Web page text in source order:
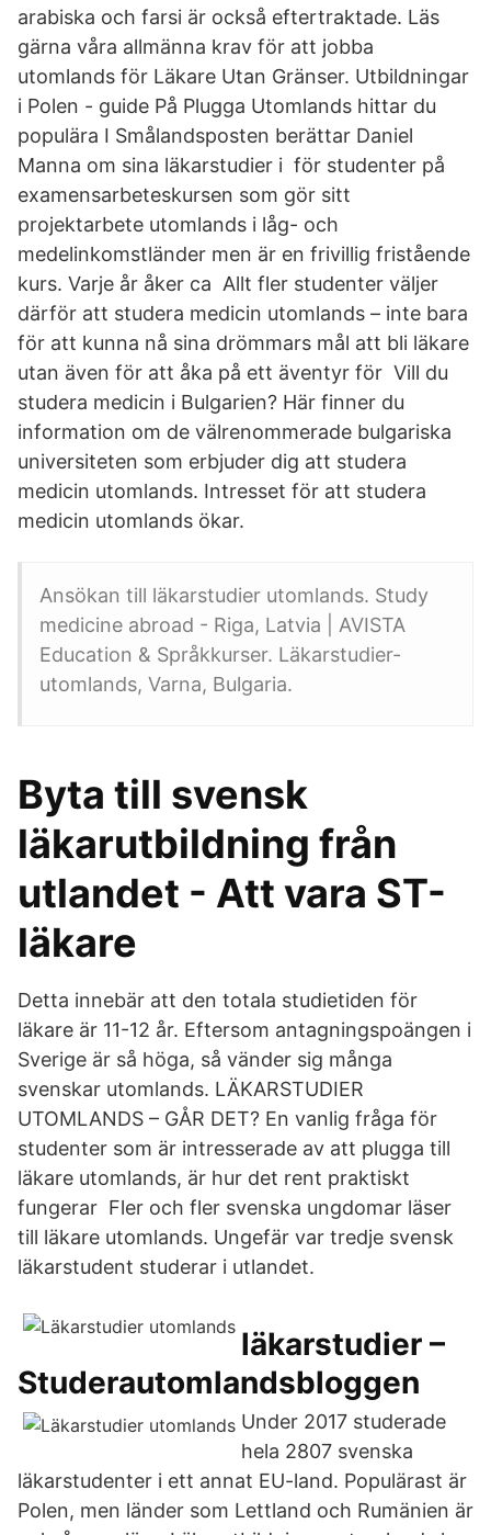
arabiska och farsi är också eftertraktade. Läs
gärna våra allmänna krav för att jobba
utomlands för Läkare Utan Gränser. Utbildningar
i Polen - guide På Plugga Utomlands hittar du
populära I Smålandsposten berättar Daniel
Manna om sina läkarstudier i för studenter på
examensarbeteskursen som gör sitt
projektarbete utomlands i låg- och
medelinkomstländer men är en frivillig fristående
kurs. Varje år åker ca Allt fler studenter väljer
därför att studera medicin utomlands – inte bara
för att kunna nå sina drömmars mål att bli läkare
utan även för att åka på ett äventyr för Vill du
studera medicin i Bulgarien? Här finner du
information om de välrenommerade bulgariska
universiteten som erbjuder dig att studera
medicin utomlands. Intresset för att studera
medicin utomlands ökar.
Ansökan till läkarstudier utomlands. Study
medicine abroad - Riga, Latvia | AVISTA
Education & Språkkurser. Läkarstudier-
utomlands, Varna, Bulgaria.
Byta till svensk
läkarutbildning från
utlandet - Att vara ST-
läkare
Detta innebär att den totala studietiden för
läkare är 11-12 år. Eftersom antagningspoängen i
Sverige är så höga, så vänder sig många
svenskar utomlands. LÄKARSTUDIER
UTOMLANDS – GÅR DET? En vanlig fråga för
studenter som är intresserade av att plugga till
läkare utomlands, är hur det rent praktiskt
fungerar Fler och fler svenska ungdomar läser
till läkare utomlands. Ungefär var tredje svensk
läkarstudent studerar i utlandet.
läkarstudier –
Studerautomlandsbloggen
Under 2017 studerade
hela 2807 svenska
läkarstudenter i ett annat EU-land. Populärast är
Polen, men länder som Lettland och Rumänien är